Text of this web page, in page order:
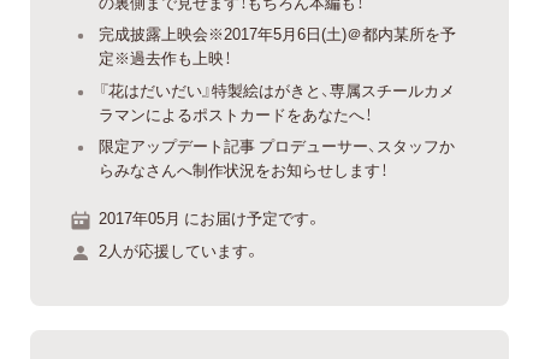
完成披露上映会※2017年5月6日(土)＠都内某所を予
定※過去作も上映！
『花はだいだい』特製絵はがきと、専属スチールカメ
ラマンによるポストカードをあなたへ！
限定アップデート記事 プロデューサー、スタッフか
らみなさんへ制作状況をお知らせします！
2017年05月 にお届け予定です。
2人が応援しています。